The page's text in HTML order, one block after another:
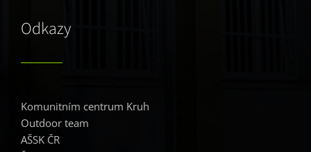
Odkazy
Komunitním centrum Kruh
Outdoor team
AŠSK ČR